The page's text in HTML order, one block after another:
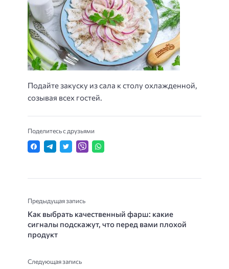
Подайте закуску из сала к столу охлажденной,
созывая всех гостей.
Поделитесь с друзьями
Предыдущая запись
Как выбрать качественный фарш: какие
сигналы подскажут, что перед вами плохой
продукт
Следующая запись